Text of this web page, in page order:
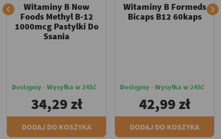

Witaminy B Now
Foods Methyl B-12
1000mcg Pastylki Do
Ssania
Dostępny - Wysyłka w 24h!
34,29 zł
DODAJ DO KOSZYKA
Witaminy B Formeds
Bicaps B12 60kaps
Dostępny - Wysyłka w 24h!
42,99 zł
DODAJ DO KOSZYKA
